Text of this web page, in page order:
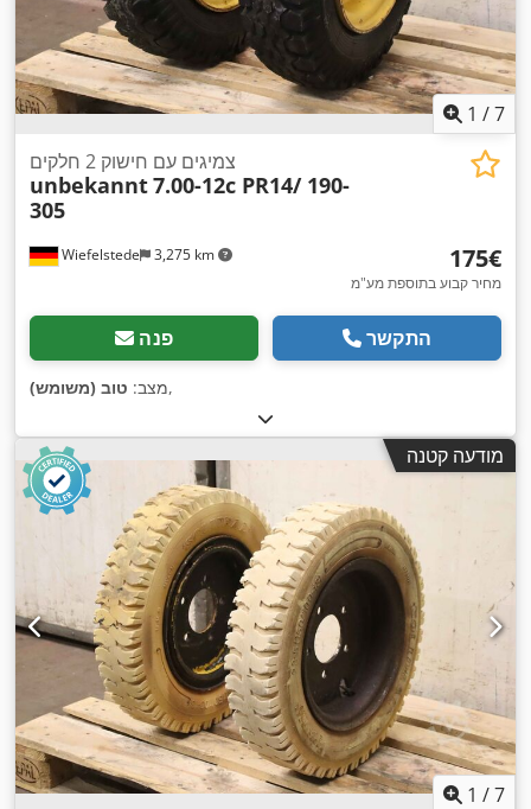
1 /7
Wiefelstede 3,275 km
צמיגים עם חישוק 2 חלקים
unbekannt7.00-12c PR14/ 190-
305
‏175 ‏€
מחיר קבוע בתוספת מע"מ
פנה התקשר
מצב: טוב (משומש) ,
מודעה קטנה
1 /7